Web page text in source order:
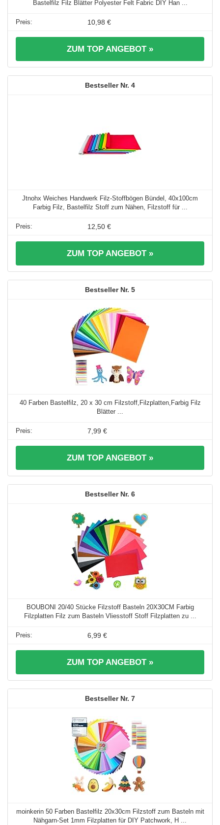
Bastelfilz Filz Blätter Polyester Felt Fabric DIY Han ...
10,98 €
ZUM TOP ANGEBOT »
4
Jtnohx Weiches Handwerk Filz-Stoffbögen Bündel, 40x100cm
Farbig Filz, Bastelfilz Stoff zum Nähen, Filzstoff für ...
12,50 €
ZUM TOP ANGEBOT »
5
40 Farben Bastelfilz, 20 x 30 cm Filzstoff,Filzplatten,Farbig Filz
Blätter ...
7,99 €
ZUM TOP ANGEBOT »
6
BOUBONI 20/40 Stücke Filzstoff Basteln 20X30CM Farbig
Filzplatten Filz zum Basteln Vliesstoff Stoff Filzplatten zu ...
6,99 €
ZUM TOP ANGEBOT »
7
moinkerin 50 Farben Bastelfilz 20x30cm Filzstoff zum Basteln mit
Nähgarn-Set 1mm Filzplatten für DIY Patchwork, H ...